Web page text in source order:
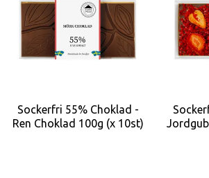
Sockerfri 55% Choklad -
Ren Choklad 100g (x 10st)